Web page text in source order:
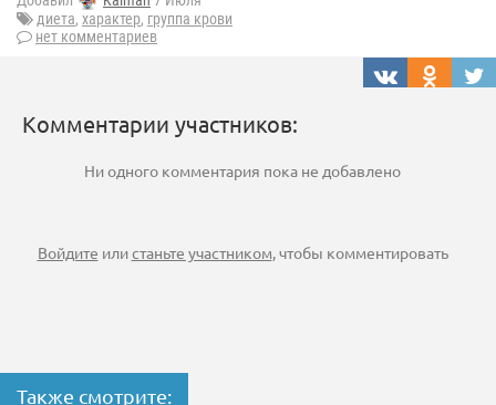
диета, характер, группа крови
нет комментариев
Комментарии участников:
Ни одного комментария пока не добавлено
Войдите илистаньте участником, чтобы комментировать
Также смотрите: